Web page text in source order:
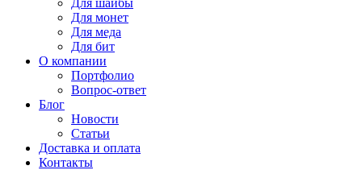
Для шайбы
Для монет
Для меда
Для бит
О компании
Портфолио
Вопрос-ответ
Блог
Новости
Статьи
Доставка и оплата
Контакты